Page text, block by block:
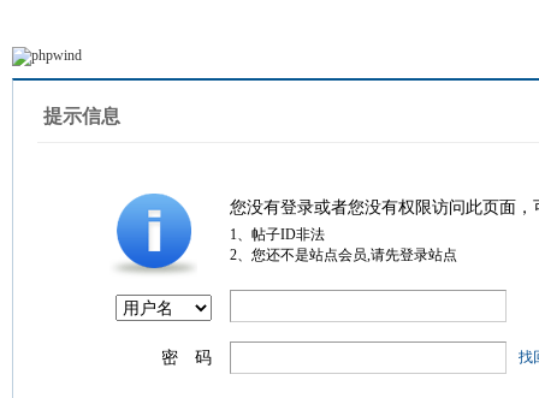
提示信息
您没有登录或者您没有权限访问此页面
1、帖子ID非法
2、您还不是站点会员,请先登录站点
密 码 找